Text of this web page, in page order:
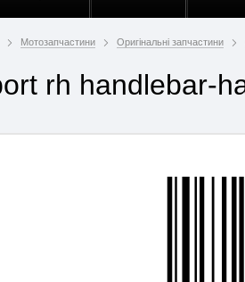
Мотозапчастини Оригінальні запчастини
rh handlebar-